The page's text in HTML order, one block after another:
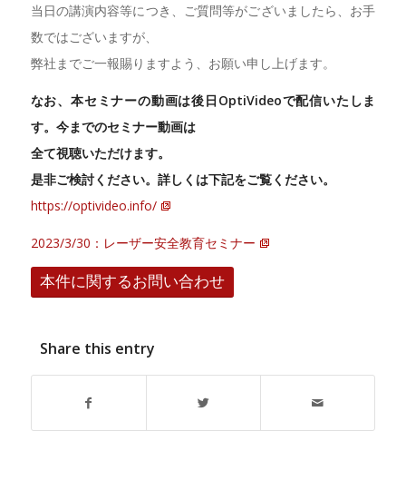
当日の講演内容等につき、ご質問等がございましたら、お手
数ではございますが、
弊社までご一報賜りますよう、お願い申し上げます。
なお、本セミナーの動画は後日OptiVideoで配信いたしま
す。今までのセミナー動画は
全て視聴いただけます。
是非ご検討ください。詳しくは下記をご覧ください。
https://optivideo.info/
2023/3/30：レーザー安全教育セミナー
本件に関するお問い合わせ
Share this entry